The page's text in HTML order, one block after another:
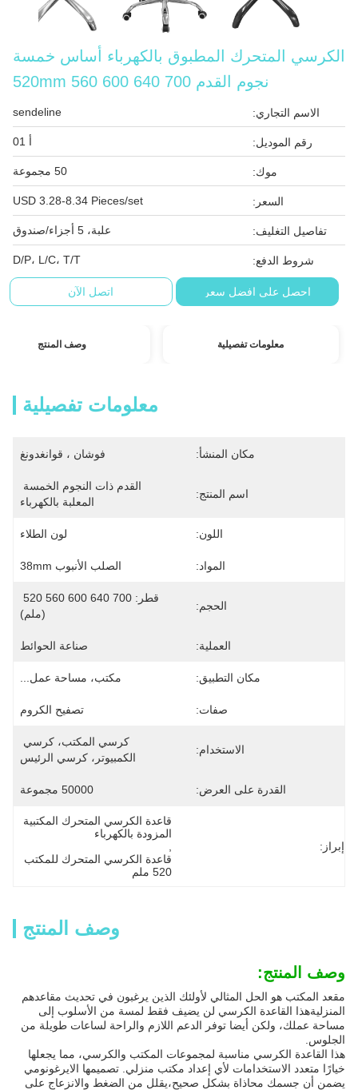
الكرسي المتحرك المطبوق بالكهرباء أساس خمسة
نجوم القدم 700 640 600 560 520mm
الاسم التجاري: sendeline
رقم الموديل: أ 01
موك: 50 مجموعة
السعر: USD 3.28-8.34 Pieces/set
تفاصيل التغليف: علبة، 5 أجزاء/صندوق
شروط الدفع: D/P، L/C، T/T
احصل على افضل سعر اتصل الآن
معلومات تفصيلية وصف المنتج
معلومات تفصيلية
مكان المنشأ: فوشان ، قوانغدونغ
اسم المنتج:
المعلبة بالكهرباء
اللون: لون الطلاء
المواد: الصلب الأنبوب 38mm
الحجم:
(ملم)
العملية: صناعة الحوائط
مكان التطبيق: مكتب، مساحة عمل...
صفات: تصفيح الكروم
الاستخدام:
الكمبيوتر، كرسي الرئيس
القدرة على العرض: 50000 مجموعة
إبراز:
المزودة بالكهرباء
520 ملم
وصف المنتج
وصف المنتج:
مقعد المكتب هو الحل المثالي لأولئك الذين يرغبون في تحديث مقاعدهم
المنزليةهذا القاعدة الكرسي لن يضيف فقط لمسة من الأسلوب إلى
مساحة عملك، ولكن أيضا توفر الدعم اللازم والراحة لساعات طويلة من
الجلوس.
هذا القاعدة الكرسي مناسبة لمجموعات المكتب والكرسي، مما يجعلها
خيارًا متعدد الاستخدامات لأي إعداد مكتب منزلي. تصميمها الايرغونومي
يضمن أن جسمك محاذاة بشكل صحيح،يقلل من الضغط والانزعاج على